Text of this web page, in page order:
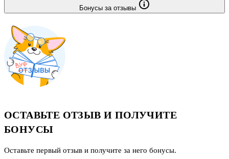
Бонусы за отзывы
ОСТАВЬТЕ ОТЗЫВ И ПОЛУЧИТЕ
БОНУСЫ
Оставьте первый отзыв и получите за него бонусы.